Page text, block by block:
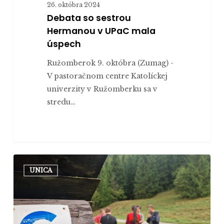
26. októbra 2024
Debata so sestrou
Hermanou v UPaC mala
úspech
Ružomberok 9. októbra (Zumag) -
V pastoračnom centre Katolíckej
univerzity v Ružomberku sa v
stredu…
kňazi
Ružomberku:
Nové
UNICA